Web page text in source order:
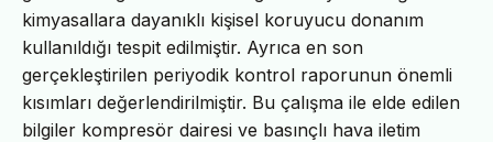
kimyasallara dayanıklı kişisel koruyucu donanım
kullanıldığı tespit edilmiştir. Ayrıca en son
gerçekleştirilen periyodik kontrol raporunun önemli
kısımları değerlendirilmiştir. Bu çalışma ile elde edilen
bilgiler kompresör dairesi ve basınçlı hava iletim